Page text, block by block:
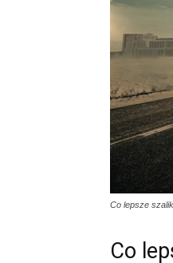
Co lepsze
Co